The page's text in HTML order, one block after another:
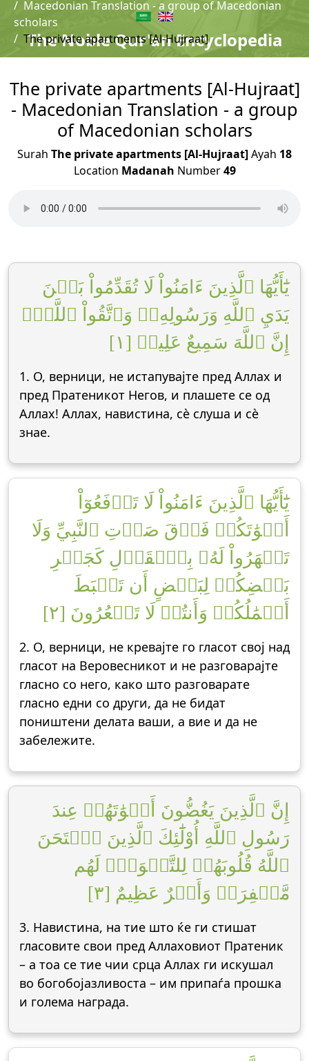
The Noble Qur'an Encyclopedia
Macedonian Translation - a group of Macedonian
scholars
The private apartments [Al-Hujraat]
The private apartments [Al-Hujraat]
- Macedonian Translation - a group
of Macedonian scholars
Surah The private apartments [Al-Hujraat]Ayah 18
Location Madanah Number49
يَٰٓأَيُّهَا ٱلَّذِينَ ءَامَنُواْ لَا تُقَدِّمُواْ بَيۡنَ
يَدَيِ ٱللَّهِ وَرَسُولِهِۦۖ وَٱتَّقُواْ ٱللَّهَۚ
إِنَّ ٱللَّهَ سَمِيعٌ عَلِيمٞ [١]
1. О, верници, не истапувајте пред Аллах и
пред Пратеникот Негов, и плашете се од
Аллах! Аллах, навистина, сè слуша и сè
знае.
يَٰٓأَيُّهَا ٱلَّذِينَ ءَامَنُواْ لَا تَرۡفَعُوٓاْ
أَصۡوَٰتَكُمۡ فَوۡقَ صَوۡتِ ٱلنَّبِيِّ وَلَا
تَجۡهَرُواْ لَهُۥ بِٱلۡقَوۡلِ كَجَهۡرِ
بَعۡضِكُمۡ لِبَعۡضٍ أَن تَحۡبَطَ
أَعۡمَٰلُكُمۡ وَأَنتُمۡ لَا تَشۡعُرُونَ [٢]
2. О, верници, не кревајте го гласот свој над
гласот на Веровесникот и не разговарајте
гласно со него, како што разговарате
гласно едни со други, да не бидат
поништени делата ваши, а вие и да не
забележите.
إِنَّ ٱلَّذِينَ يَغُضُّونَ أَصۡوَٰتَهُمۡ عِندَ
رَسُولِ ٱللَّهِ أُوْلَٰٓئِكَ ٱلَّذِينَ ٱمۡتَحَنَ
ٱللَّهُ قُلُوبَهُمۡ لِلتَّقۡوَىٰۚ لَهُم
مَّغۡفِرَةٞ وَأَجۡرٌ عَظِيمٌ [٣]
3. Навистина, на тие што ќе ги стишат
гласовите свои пред Аллаховиот Пратеник
– а тоа се тие чии срца Аллах ги искушал
во богобојазливоста – им припаѓа прошка
и голема награда.